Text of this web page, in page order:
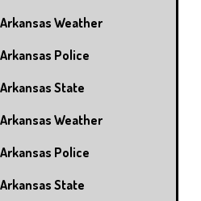
Weather
Police
State
Weather
Police
State